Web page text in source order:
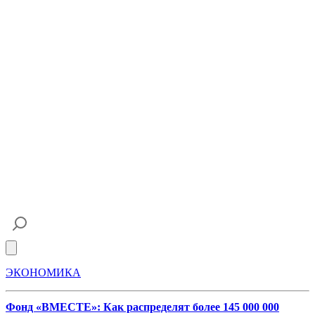
ЭКОНОМИКА
Фонд «ВМЕСТЕ»: Как распределят более 145 000 000